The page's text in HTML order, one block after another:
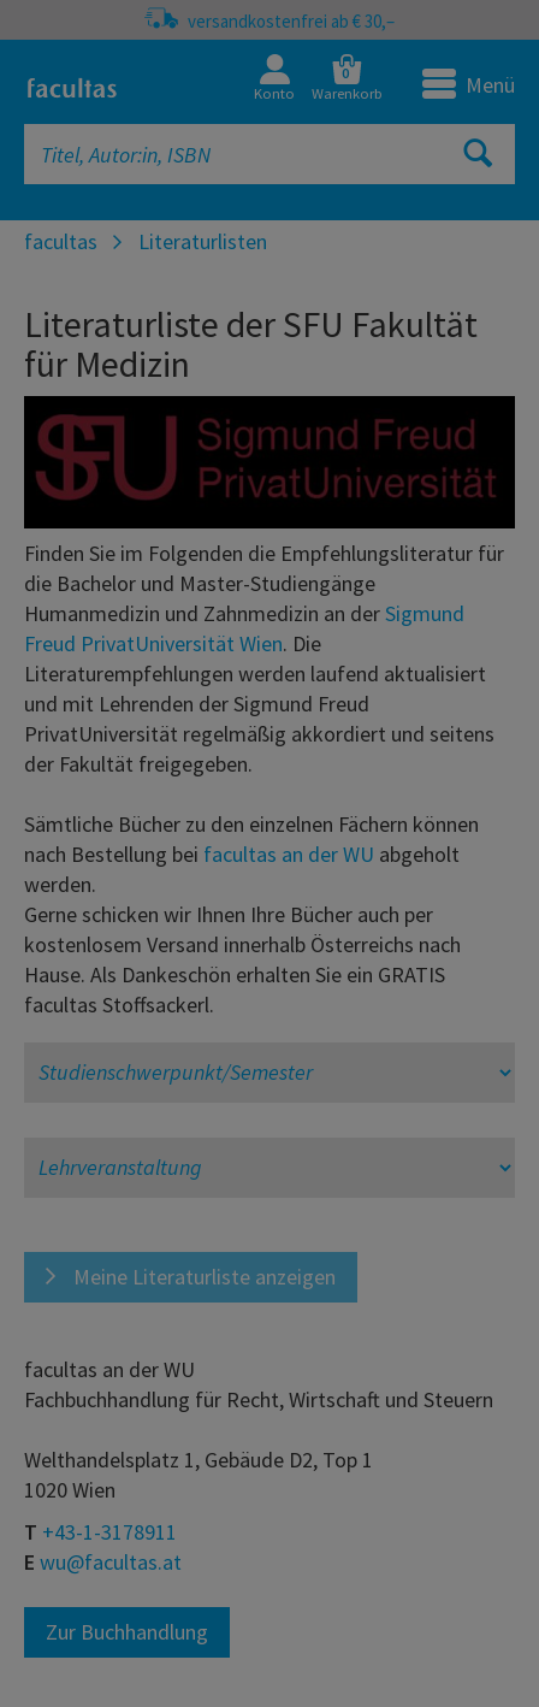
versandkostenfrei ab € 30,–
Konto
0
Warenkorb Menü
facultas Literaturlisten
Literaturliste der SFU Fakultät
für Medizin
Finden Sie im Folgenden die Empfehlungsliteratur für
die Bachelor und Master-Studiengänge
Humanmedizin und Zahnmedizin an derSigmund
Freud PrivatUniversität Wien. Die
Literaturempfehlungen werden laufend aktualisiert
und mit Lehrenden der Sigmund Freud
PrivatUniversität regelmäßig akkordiert und seitens
der Fakultät freigegeben.
Sämtliche Bücher zu den einzelnen Fächern können
nach Bestellung bei facultas an der WU abgeholt
werden.
Gerne schicken wir Ihnen Ihre Bücher auch per
kostenlosem Versand innerhalb Österreichs nach
Hause. Als Dankeschön erhalten Sie ein GRATIS
facultas Stoffsackerl.
Meine Literaturliste anzeigen
facultas an der WU
Fachbuchhandlung für Recht, Wirtschaft und Steuern
Welthandelsplatz 1, Gebäude D2, Top 1
1020 Wien
T +43-1-3178911
E wu@facultas.at
Zur Buchhandlung